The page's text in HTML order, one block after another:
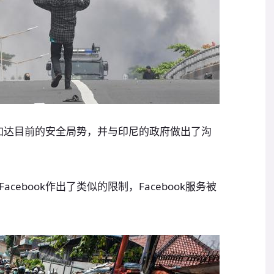
目前的安全局势，并与印尼的政府做出了沟
作出了类似的限制，Facebook服务被